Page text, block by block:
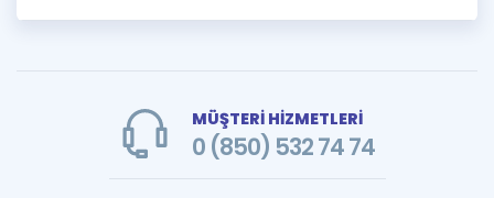
MÜŞTERİ HİZMETLERİ
0 (850) 532 74 74